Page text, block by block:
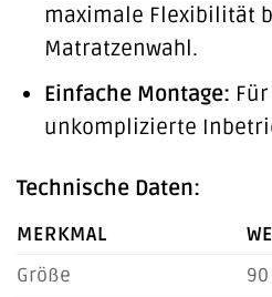
maximale Flexibilität
Matratzenwahl.
Einfache Montage:
unkomplizierte
Technische Daten:
MERKMAL
Größe